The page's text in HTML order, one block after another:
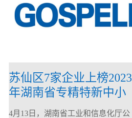
苏仙区7家企业上榜2023
年湖南省专精特新中小
企业
4月13日，湖南省工业和信息化厅公